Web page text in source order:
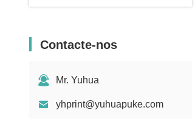
Contacte-nos
Mr. Yuhua
yhprint@yuhuapuke.com